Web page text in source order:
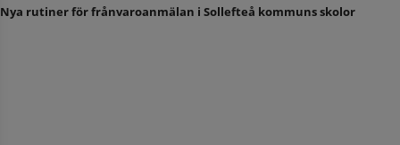
Nya rutiner för frånvaroanmälan i Sollefteå kommuns skolor